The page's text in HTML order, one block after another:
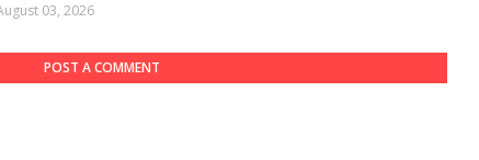
03, 2026
POST A COMMENT